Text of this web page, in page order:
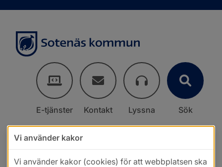
E-tjänster Kontakt Lyssna Sök
Vi använder kakor
Vi använder kakor (cookies) för att webbplatsen ska